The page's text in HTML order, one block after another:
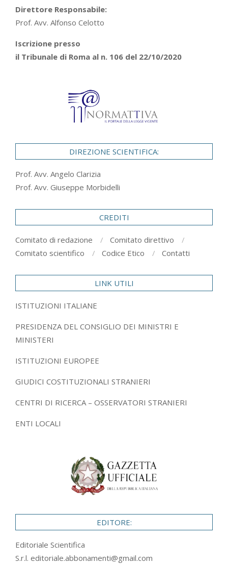
Direttore Responsabile:
Prof. Avv. Alfonso Celotto
Iscrizione presso
il Tribunale di Roma al n. 106 del 22/10/2020
DIREZIONE SCIENTIFICA:
Prof. Avv. Angelo Clarizia
Prof. Avv. Giuseppe Morbidelli
CREDITI
Comitato di redazione
Comitato direttivo
Comitato scientifico
Codice Etico Contatti
LINK UTILI
ISTITUZIONI ITALIANE
PRESIDENZA DEL CONSIGLIO DEI MINISTRI E
MINISTERI
ISTITUZIONI EUROPEE
GIUDICI COSTITUZIONALI STRANIERI
CENTRI DI RICERCA – OSSERVATORI STRANIERI
ENTI LOCALI
EDITORE:
Editoriale Scientifica
S.r.l. editoriale.abbonamenti@gmail.com